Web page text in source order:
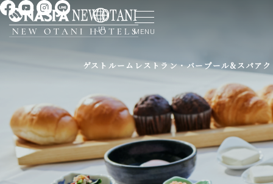
JP MENU
ゲストルーム レストラン・バープール&スパア